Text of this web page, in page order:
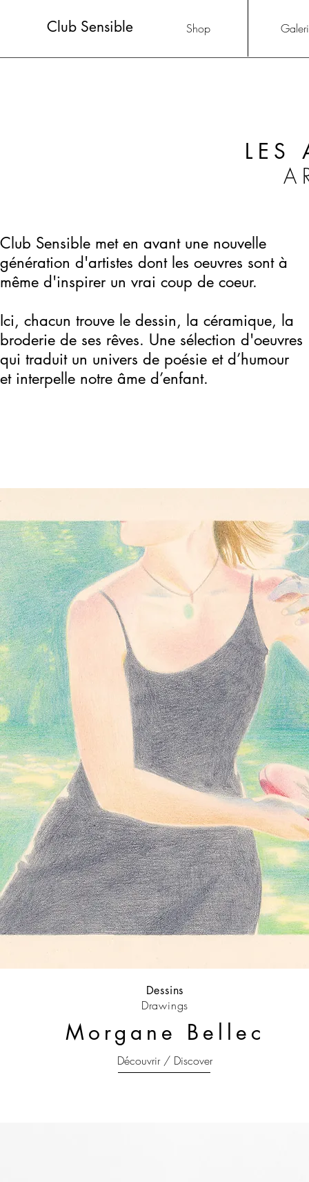
Club Sensible Shop
LES
Club Sensible met en avant une nouvelle
génération d'artistes dont les oeuvres sont à
même d'inspirer un vrai coup de coeur.
Ici, chacun trouve le dessin, la céramique, la
broderie de ses rêves. Une sélection d'oeuvres
qui traduit un univers de poésie et d’humour
et interpelle notre âme d’enfant.
Dessins
Drawings
Morgane Bellec
Découvrir / Discover